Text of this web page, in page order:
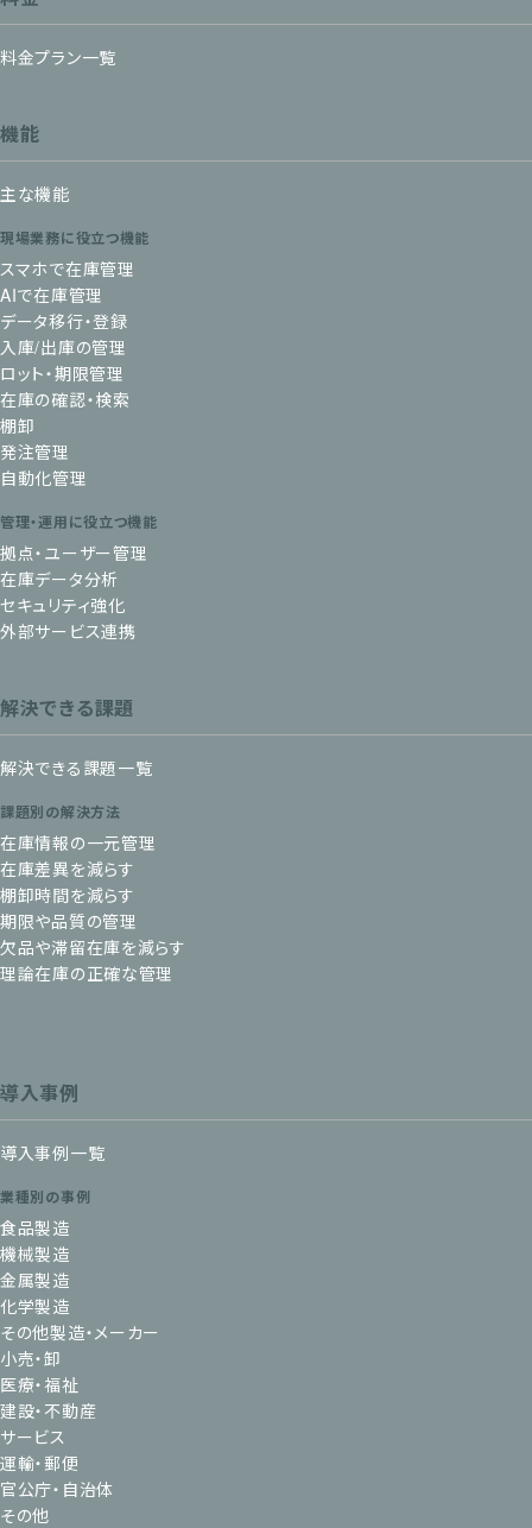
料金プラン一覧
機能
主な機能
現場業務に役立つ機能
スマホで在庫管理
AIで在庫管理
データ移行・登録
入庫/出庫の管理
ロット・期限管理
在庫の確認・検索
棚卸
発注管理
自動化管理
管理・運用に役立つ機能
拠点・ユーザー管理
在庫データ分析
セキュリティ強化
外部サービス連携
解決できる課題
解決できる課題一覧
課題別の解決方法
在庫情報の一元管理
在庫差異を減らす
棚卸時間を減らす
期限や品質の管理
欠品や滞留在庫を減らす
理論在庫の正確な管理
導入事例
導入事例一覧
業種別の事例
食品製造
機械製造
金属製造
化学製造
その他製造・メーカー
小売・卸
医療・福祉
建設・不動産
サービス
運輸・郵便
官公庁・自治体
その他